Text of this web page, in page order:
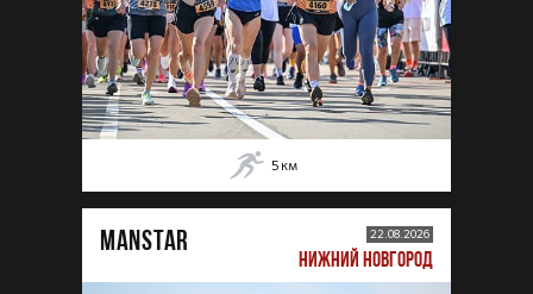
5 км
MANSTAR 22.08.2026
НИЖНИЙ НОВГОРОД